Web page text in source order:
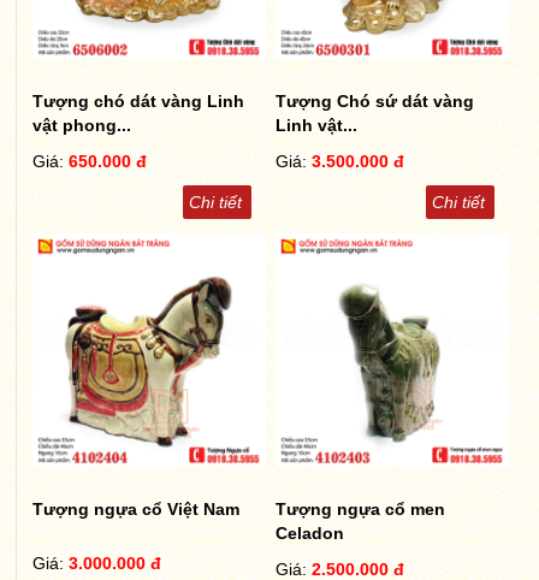
Tượng chó dát vàng Linh
vật phong...
Giá:650.000 đ
Chi tiết
Tượng Chó sứ dát vàng
Linh vật...
Giá: 3.500.000 đ
Chi tiết
Tượng ngựa cổ Việt Nam
Giá:3.000.000 đ
Tượng ngựa cổ men
Celadon
Giá: 2.500.000 đ